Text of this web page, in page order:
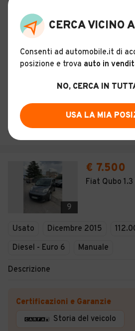
Ibrido - Euro 6
Descrizione
Certificazioni e Garanzie
Storia del veicolo
MARTINO MOTO DI TABBITA
Palermo (PA)
9
€ 7.500
Fiat Qubo
Usato Dicembre 2015
Diesel - Euro 6
Manuale
Descrizione
Certificazioni e Garanzie
Storia del veicolo
CERCA VICINO
Consenti ad automobile.it di
posizione e trova auto in
NO, CERCA IN
USA LA MIA